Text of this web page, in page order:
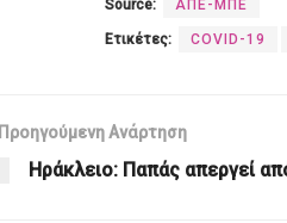
Source: ΑΠΕ-ΜΠΕ
Ετικέτες: COVID-19
Προηγούμενη Ανάρτηση
Ηράκλειο: Παπάς απεργεί